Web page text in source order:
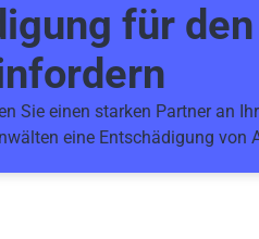
für den
Sie einen starken Partner an
eine Entschädigung von